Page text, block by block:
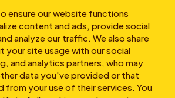
ensure our website functions
content and ads, provide social
analyze our traffic. We also share
your site usage with our social
and analytics partners, who may
data you've provided or that
your use of their services. You